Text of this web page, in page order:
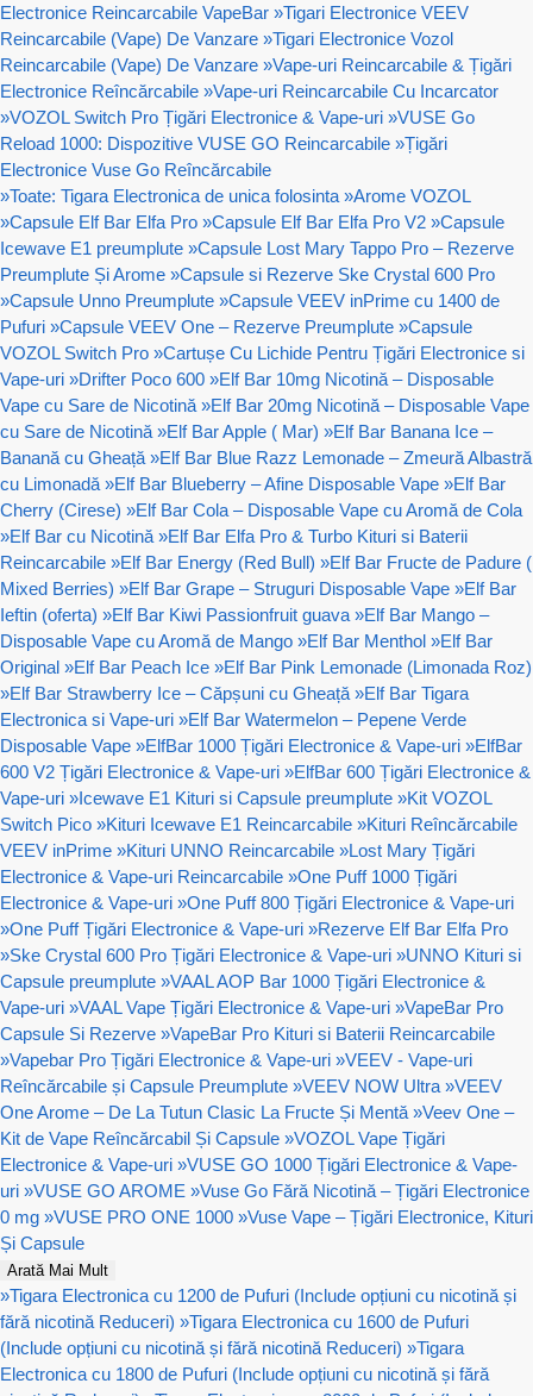
Electronice Reincarcabile VapeBar »Tigari Electronice VEEV
Reincarcabile (Vape) De Vanzare »Tigari Electronice Vozol
Reincarcabile (Vape) De Vanzare »Vape-uri Reincarcabile & Țigări
Electronice Reîncărcabile »Vape-uri Reincarcabile Cu Incarcator
»VOZOL Switch Pro Țigări Electronice & Vape-uri »VUSE Go
Reload 1000: Dispozitive VUSE GO Reincarcabile »Țigări
Electronice Vuse Go Reîncărcabile
»Toate: Tigara Electronica de unica folosinta »Arome VOZOL
»Capsule Elf Bar Elfa Pro »Capsule Elf Bar Elfa Pro V2 »Capsule
Icewave E1 preumplute »Capsule Lost Mary Tappo Pro – Rezerve
Preumplute Și Arome »Capsule si Rezerve Ske Crystal 600 Pro
»Capsule Unno Preumplute »Capsule VEEV inPrime cu 1400 de
Pufuri »Capsule VEEV One – Rezerve Preumplute »Capsule
VOZOL Switch Pro »Cartușe Cu Lichide Pentru Țigări Electronice si
Vape-uri »Drifter Poco 600 »Elf Bar 10mg Nicotină – Disposable
Vape cu Sare de Nicotină »Elf Bar 20mg Nicotină – Disposable Vape
cu Sare de Nicotină »Elf Bar Apple ( Mar) »Elf Bar Banana Ice –
Banană cu Gheață »Elf Bar Blue Razz Lemonade – Zmeură Albastră
cu Limonadă »Elf Bar Blueberry – Afine Disposable Vape »Elf Bar
Cherry (Cirese) »Elf Bar Cola – Disposable Vape cu Aromă de Cola
»Elf Bar cu Nicotină »Elf Bar Elfa Pro & Turbo Kituri si Baterii
Reincarcabile »Elf Bar Energy (Red Bull) »Elf Bar Fructe de Padure (
Mixed Berries) »Elf Bar Grape – Struguri Disposable Vape »Elf Bar
Ieftin (oferta) »Elf Bar Kiwi Passionfruit guava »Elf Bar Mango –
Disposable Vape cu Aromă de Mango »Elf Bar Menthol »Elf Bar
Original »Elf Bar Peach Ice »Elf Bar Pink Lemonade (Limonada Roz)
»Elf Bar Strawberry Ice – Căpșuni cu Gheață »Elf Bar Tigara
Electronica si Vape-uri »Elf Bar Watermelon – Pepene Verde
Disposable Vape »ElfBar 1000 Țigări Electronice & Vape-uri »ElfBar
600 V2 Țigări Electronice & Vape-uri »ElfBar 600 Țigări Electronice &
Vape-uri »Icewave E1 Kituri si Capsule preumplute »Kit VOZOL
Switch Pico »Kituri Icewave E1 Reincarcabile »Kituri Reîncărcabile
VEEV inPrime »Kituri UNNO Reincarcabile »Lost Mary Țigări
Electronice & Vape-uri Reincarcabile »One Puff 1000 Țigări
Electronice & Vape-uri »One Puff 800 Țigări Electronice & Vape-uri
»One Puff Țigări Electronice & Vape-uri »Rezerve Elf Bar Elfa Pro
»Ske Crystal 600 Pro Țigări Electronice & Vape-uri »UNNO Kituri si
Capsule preumplute »VAAL AOP Bar 1000 Țigări Electronice &
Vape-uri »VAAL Vape Țigări Electronice & Vape-uri »VapeBar Pro
Capsule Si Rezerve »VapeBar Pro Kituri si Baterii Reincarcabile
»Vapebar Pro Țigări Electronice & Vape-uri »VEEV - Vape-uri
Reîncărcabile și Capsule Preumplute »VEEV NOW Ultra »VEEV
One Arome – De La Tutun Clasic La Fructe Și Mentă »Veev One –
Kit de Vape Reîncărcabil Și Capsule »VOZOL Vape Țigări
Electronice & Vape-uri »VUSE GO 1000 Țigări Electronice & Vape-
uri »VUSE GO AROME »Vuse Go Fără Nicotină – Țigări Electronice
0 mg »VUSE PRO ONE 1000 »Vuse Vape – Țigări Electronice, Kituri
Și Capsule
Arată Mai Mult
»Tigara Electronica cu 1200 de Pufuri (Include opțiuni cu nicotină și
fără nicotină Reduceri) »Tigara Electronica cu 1600 de Pufuri
(Include opțiuni cu nicotină și fără nicotină Reduceri) »Tigara
Electronica cu 1800 de Pufuri (Include opțiuni cu nicotină și fără